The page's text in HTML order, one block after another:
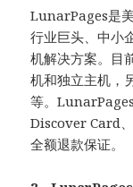
LunarPages是
行业巨头、中小
机解决方案。目
机和独立主机，
等。
Discover Card
全额退款保证。